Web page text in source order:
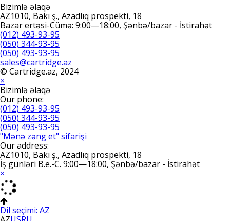
Bizimlə əlaqə
AZ1010, Bakı ş., Azadlıq prospekti, 18
Bazar ertəsi-Cümə: 9:00—18:00, Şənbə/bazar - İstirahət
(012) 493-93-95
(050) 344-93-95
(050) 493-93-95
sales@cartridge.az
© Cartridge.az, 2024
×
Bizimlə əlaqə
Our phone:
(012) 493-93-95
(050) 344-93-95
(050) 493-93-95
"Mənə zəng et" sifarişi
Our address:
AZ1010, Bakı ş., Azadlıq prospekti, 18
İş günləri B.e.-C. 9:00—18:00, Şənbə/bazar - İstirahət
×
Dil seçimi: AZ